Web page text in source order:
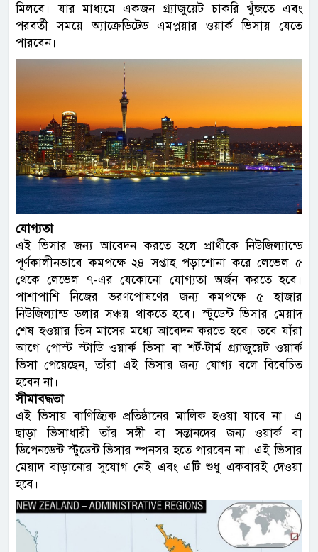
মিলবে। যার মাধ্যমে একজন গ্র্যাজুয়েট চাকরি খুঁজতে এবং
পরবর্তী সময়ে অ্যাক্রেডিটেড এমপ্লয়ার ওয়ার্ক ভিসায় যেতে
পারবেন।
যোগ্যতা
এই ভিসার জন্য আবেদন করতে হলে প্রার্থীকে নিউজিল্যান্ডে
পূর্ণকালীনভাবে কমপক্ষে ২৪ সপ্তাহ পড়াশোনা করে লেভেল ৫
থেকে লেভেল ৭-এর যেকোনো যোগ্যতা অর্জন করতে হবে।
পাশাপাশি নিজের ভরণপোষণের জন্য কমপক্ষে ৫ হাজার
নিউজিল্যান্ড ডলার সঞ্চয় থাকতে হবে। স্টুডেন্ট ভিসার মেয়াদ
শেষ হওয়ার তিন মাসের মধ্যে আবেদন করতে হবে। তবে যাঁরা
আগে পোস্ট স্টাডি ওয়ার্ক ভিসা বা শর্ট-টার্ম গ্র্যাজুয়েট ওয়ার্ক
ভিসা পেয়েছেন, তাঁরা এই ভিসার জন্য যোগ্য বলে বিবেচিত
হবেন না।
সীমাবদ্ধতা
এই ভিসায় বাণিজ্যিক প্রতিষ্ঠানের মালিক হওয়া যাবে না। এ
ছাড়া ভিসাধারী তাঁর সঙ্গী বা সন্তানদের জন্য ওয়ার্ক বা
ডিপেনডেন্ট স্টুডেন্ট ভিসার স্পনসর হতে পারবেন না। এই ভিসার
মেয়াদ বাড়ানোর সুযোগ নেই এবং এটি শুধু একবারই দেওয়া
হবে।